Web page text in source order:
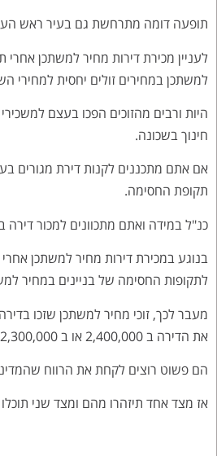
תופעה דומה מתרחשת גם בעיר ראש העין
לעניין מכירת דירות מחיר למשתכן
למשתכן במחירים זולים יחסית למחירי
היות ורבים מהזוכים הפכו בעצם
חינוך בשכונה.
אם אתם מתכננים לקנות דירת מגורים
תקופת החסימה.
כנ"ל במידה ואתם מתכוונים למכור דירה
בנוגע במכירת דירות מחיר למשתכן
לתקופות החסימה של בניינים במחיר
את הדירה ב 2,400,000 או ב 2,300,000 ש"ח, מכיוון שהם לא עבדו קשה בשביל לקנות את הדירה במחיר הזה.
הם פשוט רוצים לקחת את הרווח
אז מצד אחד תיזהרו מהם ומצד שני